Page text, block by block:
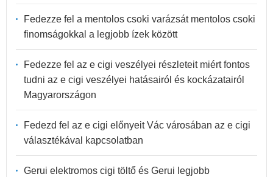
Fedezze fel a mentolos csoki varázsát mentolos csoki
finomságokkal a legjobb ízek között
Fedezze fel az e cigi veszélyei részleteit miért fontos
tudni az e cigi veszélyei hatásairól és kockázatairól
Magyarországon
Fedezd fel az e cigi előnyeit Vác városában az e cigi
választékával kapcsolatban
Gerui elektromos cigi töltő és Gerui legjobb